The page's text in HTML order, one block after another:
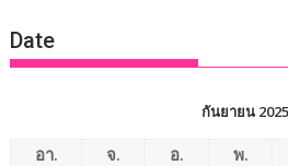
Date
กันยายน 2025
อา. จ. อ. พ.